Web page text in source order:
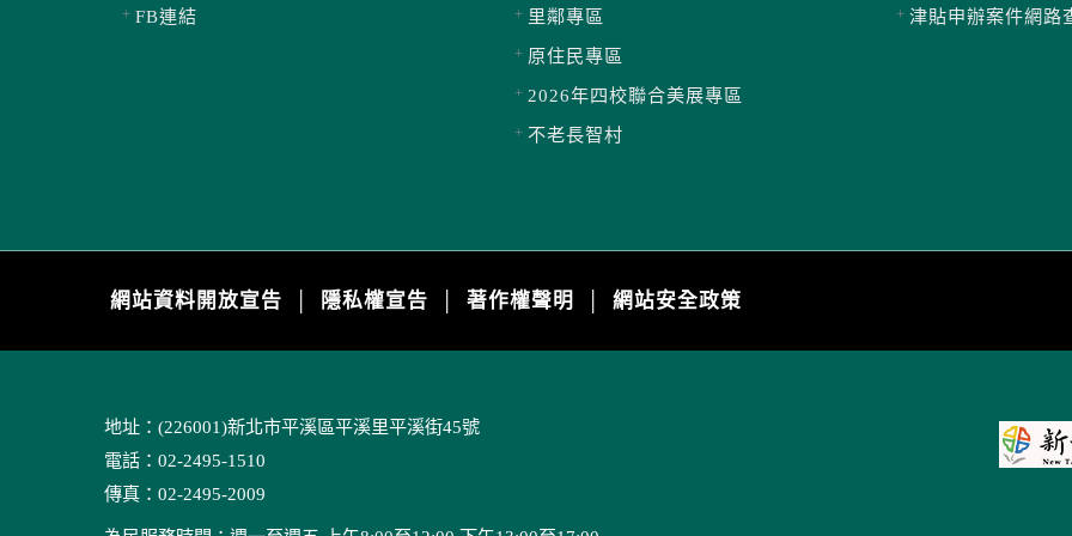
FB連結
里鄰專區
原住民專區
2026年四校聯合美展專區
不老長智村
津貼申辦案件網路
網站資料開放宣告 隱私權宣告 著作權聲明 網站安全政策
地址：(226001)新北市平溪區平溪里平溪街45號
電話：02-2495-1510
傳真：02-2495-2009